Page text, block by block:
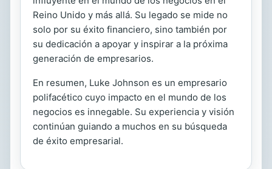
Reino Unido y más allá. Su legado se mide no
solo por su éxito financiero, sino también por
su dedicación a apoyar y inspirar a la próxima
generación de empresarios.
En resumen, Luke Johnson es un empresario
polifacético cuyo impacto en el mundo de los
negocios es innegable. Su experiencia y visión
continúan guiando a muchos en su búsqueda
de éxito empresarial.